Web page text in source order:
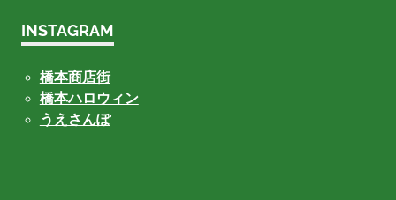
INSTAGRAM
橋本商店街
橋本ハロウィン
うえさんぽ